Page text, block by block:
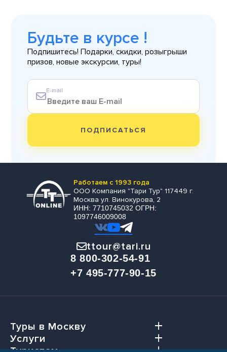
Будьте в курсе !
Подпишитесь! Подарки, скидки, розыгрыши
призов, новые экскурсии, туры!
E-mail
ПОДПИСАТЬСЯ
Работаем с 1993 года
ООО Компания "Тари Тур" 117449 г.
Москва ул. Винокурова, 2
ИНН: 7710745032 ОГРН:
1097746009008
ttour@tari.ru
8 800-302-54-91
+7 495-777-90-15
Туры в Москву
Услуги